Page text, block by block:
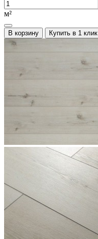
м²
В корзину Купить в 1 клик